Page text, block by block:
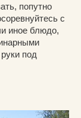
попутно
с
иное блюдо,
под